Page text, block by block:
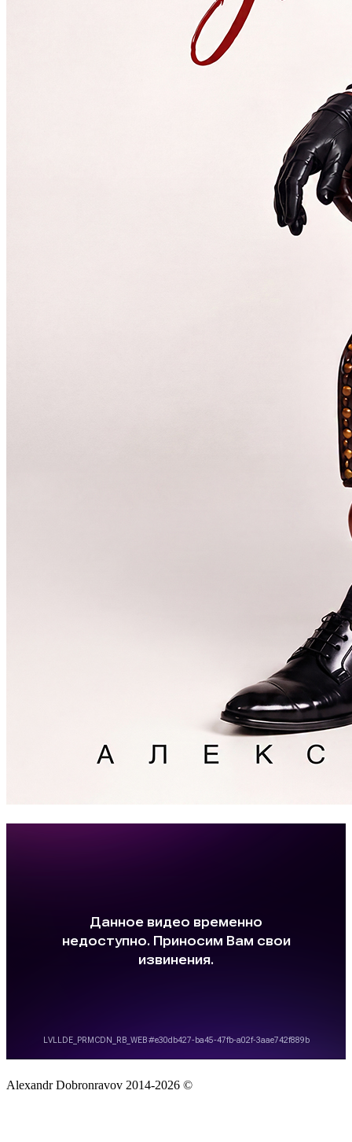
Alexandr Dobronravov 2014-2026 ©